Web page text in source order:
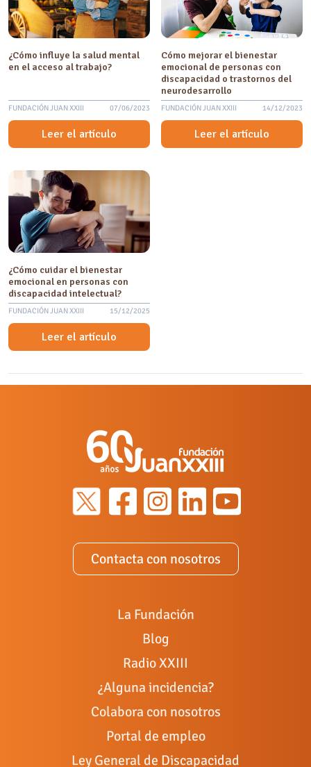
¿Cómo influye la salud mental
en el acceso al trabajo?
FUNDACIÓN JUAN XXIII 07/06/2023
Leer el artículo
Cómo mejorar el bienestar
emocional de personas con
discapacidad o trastornos del
neurodesarrollo
FUNDACIÓN JUAN XXIII 14/12/2023
Leer el artículo
¿Cómo cuidar el bienestar
emocional en personas con
discapacidad intelectual?
FUNDACIÓN JUAN XXIII 15/12/2025
Leer el artículo
Contacta con nosotros
La Fundación
Blog
Radio XXIII
¿Alguna incidencia?
Colabora con nosotros
Portal de empleo
Ley General de Discapacidad